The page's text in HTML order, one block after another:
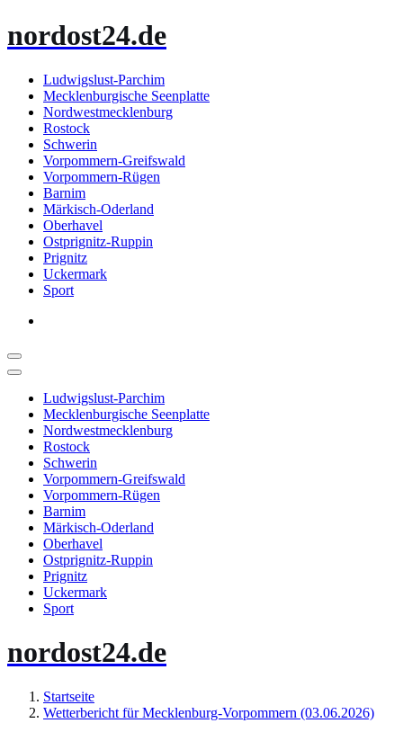
Inhalt
nordost24.de
Ludwigslust-Parchim
Mecklenburgische Seenplatte
Nordwestmecklenburg
Rostock
Schwerin
Vorpommern-Greifswald
Vorpommern-Rügen
Barnim
Märkisch-Oderland
Oberhavel
Ostprignitz-Ruppin
Prignitz
Uckermark
Sport
Ludwigslust-Parchim
Mecklenburgische Seenplatte
Nordwestmecklenburg
Rostock
Schwerin
Vorpommern-Greifswald
Vorpommern-Rügen
Barnim
Märkisch-Oderland
Oberhavel
Ostprignitz-Ruppin
Prignitz
Uckermark
Sport
nordost24.de
Startseite
Wetterbericht für Mecklenburg-Vorpommern (03.06.2026)